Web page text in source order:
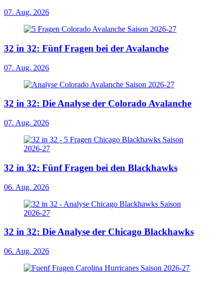
07. Aug. 2026
32 in 32: Fünf Fragen bei der Avalanche
07. Aug. 2026
32 in 32: Die Analyse der Colorado Avalanche
07. Aug. 2026
32 in 32: Fünf Fragen bei den Blackhawks
06. Aug. 2026
32 in 32: Die Analyse der Chicago Blackhawks
06. Aug. 2026